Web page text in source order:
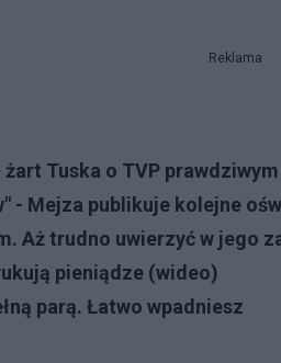
Reklama
Tuska o TVP
- Mejza publikuje kolejne
Aż trudno uwierzyć w jego
pieniądze (wideo)
parą. Łatwo wpadniesz